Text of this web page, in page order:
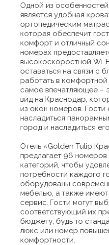
Одной из
является удобная
ортопедическим
которая обеспечит
комфорт и отличный
номерах
высокоскоростной Wi-
оставаться на связи с
работать в
самое впечатляющее –
вид на Краснодар,
из окон номеров. Гости
насладиться
город и насладиться
Отель «Golden Tulip
предлагает 96 номеров
категорий, чтобы
потребности каждого
оборудованы
мебелью, а также
сервис. Гости могут
соответствующий их
бюджету, будь то
люкс или номер
комфортности.